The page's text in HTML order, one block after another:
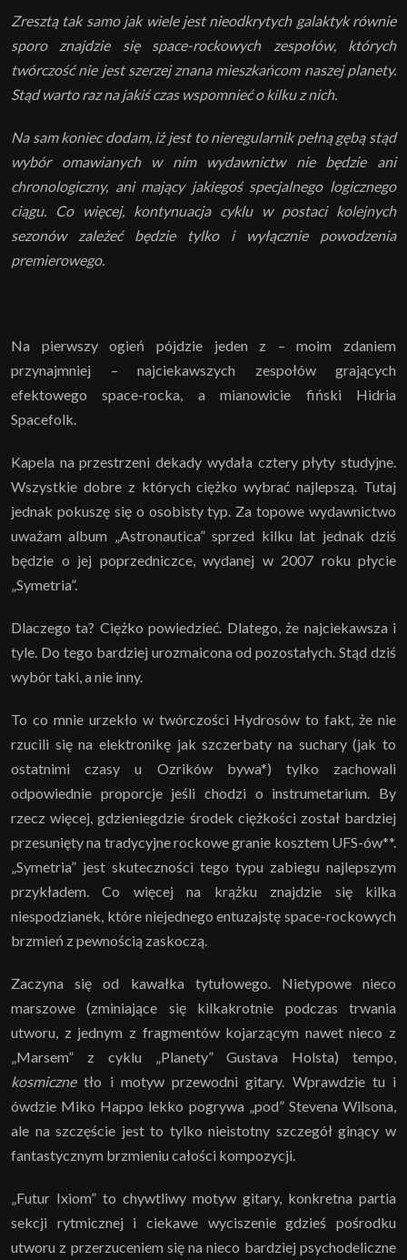
Zresztą tak samo jak wiele jest nieodkrytych galaktyk równie
sporo znajdzie się space-rockowych zespołów, których
twórczość nie jest szerzej znana mieszkańcom naszej planety.
Stąd warto raz na jakiś czas wspomnieć o kilku z nich.
Na sam koniec dodam, iż jest to nieregularnik pełną gębą stąd
wybór omawianych w nim wydawnictw nie będzie ani
chronologiczny, ani mający jakiegoś specjalnego logicznego
ciągu. Co więcej, kontynuacja cyklu w postaci kolejnych
sezonów zależeć będzie tylko i wyłącznie powodzenia
premierowego.
Na pierwszy ogień pójdzie jeden z – moim zdaniem
przynajmniej – najciekawszych zespołów grających
efektowego space-rocka, a mianowicie fiński Hidria
Spacefolk.
Kapela na przestrzeni dekady wydała cztery płyty studyjne.
Wszystkie dobre z których ciężko wybrać najlepszą. Tutaj
jednak pokuszę się o osobisty typ. Za topowe wydawnictwo
uważam album „Astronautica” sprzed kilku lat jednak dziś
będzie o jej poprzedniczce, wydanej w 2007 roku płycie
„Symetria”.
Dlaczego ta? Ciężko powiedzieć. Dlatego, że najciekawsza i
tyle. Do tego bardziej urozmaicona od pozostałych. Stąd dziś
wybór taki, a nie inny.
To co mnie urzekło w twórczości Hydrosów to fakt, że nie
rzucili się na elektronikę jak szczerbaty na suchary (jak to
ostatnimi czasy u Ozrików bywa*) tylko zachowali
odpowiednie proporcje jeśli chodzi o instrumetarium. By
rzecz więcej, gdzieniegdzie środek ciężkości został bardziej
przesunięty na tradycyjne rockowe granie kosztem UFS-ów**.
„Symetria” jest skuteczności tego typu zabiegu najlepszym
przykładem. Co więcej na krążku znajdzie się kilka
niespodzianek, które niejednego entuzajstę space-rockowych
brzmień z pewnością zaskoczą.
Zaczyna się od kawałka tytułowego. Nietypowe nieco
marszowe (zminiające się kilkakrotnie podczas trwania
utworu, z jednym z fragmentów kojarzącym nawet nieco z
„Marsem” z cyklu „Planety” Gustava Holsta) tempo,
kosmicznetło i motyw przewodni gitary. Wprawdzie tu i
ówdzie Miko Happo lekko pogrywa „pod” Stevena Wilsona,
ale na szczęście jest to tylko nieistotny szczegół ginący w
fantastycznym brzmieniu całości kompozycji.
„Futur Ixiom” to chywtliwy motyw gitary, konkretna partia
sekcji rytmicznej i ciekawe wyciszenie gdzieś pośrodku
utworu z przerzuceniem się na nieco bardziej psychodeliczne